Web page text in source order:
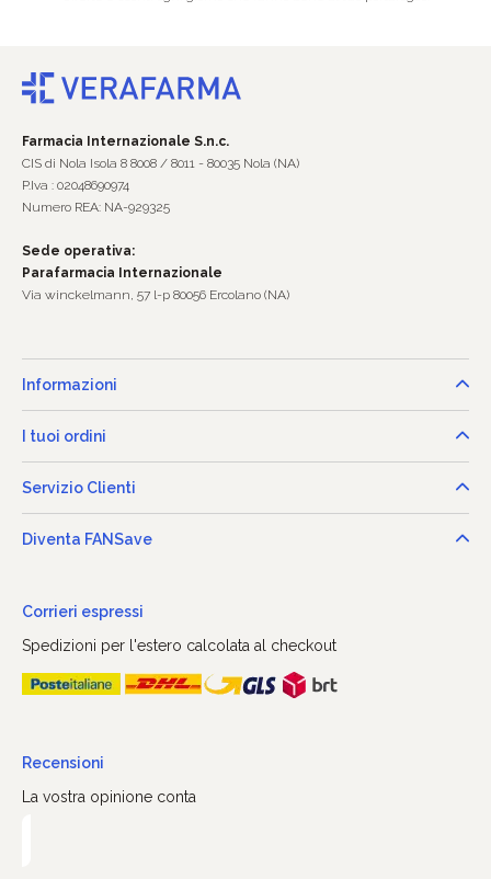
Farmacia Internazionale S.n.c.
CIS di Nola Isola 8 8008 / 8011 - 80035 Nola (NA)
P.Iva : 02048690974
Numero REA: NA-929325
Sede operativa:
Parafarmacia Internazionale
Via winckelmann, 57 l-p 80056 Ercolano (NA)
Informazioni
I tuoi ordini
Servizio Clienti
Diventa FANSave
Corrieri espressi
Spedizioni per l'estero calcolata al checkout
Recensioni
La vostra opinione conta